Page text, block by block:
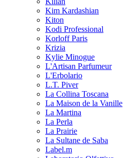
Kim Kardashian
Kiton
Kodi Professional
Korloff Paris
Krizia
Kylie Minogue
L'Artisan Parfumeur
L'Erbolario
L.T. Piver
La Collina Toscana
La Maison de la Vanille
La Martina
La Perla
La Prairie
La Sultane de Saba
Label.m